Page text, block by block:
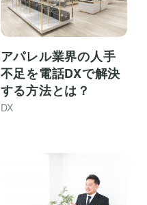
アパレル業界の人手
不足を電話DXで解決
する方法とは？
DX